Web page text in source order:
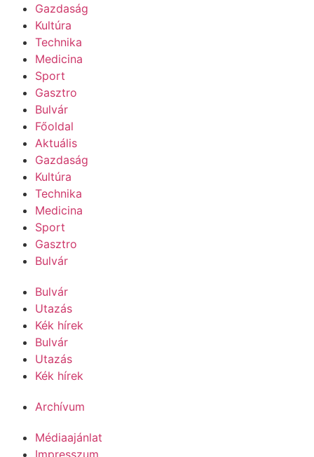
Gazdaság
Kultúra
Technika
Medicina
Sport
Gasztro
Bulvár
Főoldal
Aktuális
Gazdaság
Kultúra
Technika
Medicina
Sport
Gasztro
Bulvár
Bulvár
Utazás
Kék hírek
Bulvár
Utazás
Kék hírek
Archívum
Médiaajánlat
Impresszum